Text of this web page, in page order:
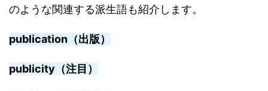
のような関連する派生語も紹介します。
publication（出版）
publicity（注目）